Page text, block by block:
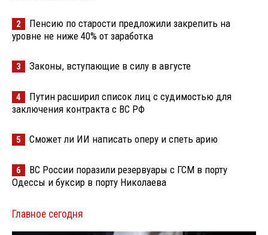
2
Пенсию по старости предложили закрепить на
уровне не ниже 40% от заработка
3 Законы, вступающие в силу в августе
4
Путин расширил список лиц с судимостью для
заключения контракта с ВС РФ
5 Сможет ли ИИ написать оперу и спеть арию
6
ВС России поразили резервуары с ГСМ в порту
Одессы и буксир в порту Николаева
Главное сегодня